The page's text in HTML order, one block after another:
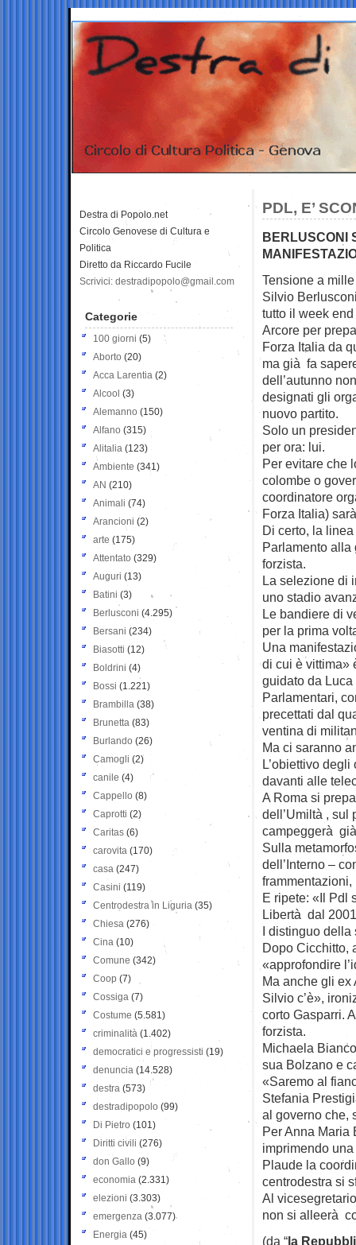
PDL, E’
BERLUSCONI
Tensione a
Silvio
tutto il week
Arcore per
Forza Italia da
ma già fa
dell’autunno
designati gli
nuovo partito.
Solo un
per ora: lui.
Per evitare che
colombe o
coordinatore
Forza Italia)
Di certo, la
Parlamento
forzista.
La selezione di
uno stadio
Le bandiere di
per la prima
Una
di cui è vittima»
guidato da Luca
Parlamentari,
precettati dal
ventina di
Ma ci saranno
L’obiettivo
davanti alle
A Roma si
dell’Umiltà , sul
campeggerà
Sulla
dell’Interno –
E ripete: «Il Pdl
Libertà dal
I distinguo della
Dopo Cicchitto,
«approfondire
Ma anche gli ex
Silvio c’è»,
corto Gasparri.
forzista.
Michaela
sua Bolzano e
«Saremo al
Stefania
al governo che,
Per Anna
imprimendo
Plaude la
centrodestra si
Al
non si alleerà
(da “la
Destra di Popolo.net
Circolo Genovese di Cultura e
Politica
Diretto da Riccardo Fucile
Scrivici: destradipopolo@gmail.com
Categorie
100 giorni (5)
Aborto (20)
Acca Larentia (2)
Alcool (3)
Alemanno (150)
Alfano (315)
Alitalia (123)
Ambiente (341)
AN (210)
Animali (74)
Arancioni (2)
arte (175)
Attentato (329)
Auguri (13)
Batini (3)
Berlusconi (4.295)
Bersani (234)
Biasotti (12)
Boldrini (4)
Bossi (1.221)
Brambilla (38)
Brunetta (83)
Burlando (26)
Camogli (2)
canile (4)
Cappello (8)
Caprotti (2)
Caritas (6)
carovita (170)
casa (247)
Casini (119)
Centrodestra in Liguria (35)
Chiesa (276)
Cina (10)
Comune (342)
Coop (7)
Cossiga (7)
Costume (5.581)
criminalità (1.402)
democratici e progressisti (19)
denuncia (14.528)
destra (573)
destradipopolo (99)
Di Pietro (101)
Diritti civili (276)
don Gallo (9)
economia (2.331)
elezioni (3.303)
emergenza (3.077)
Energia (45)